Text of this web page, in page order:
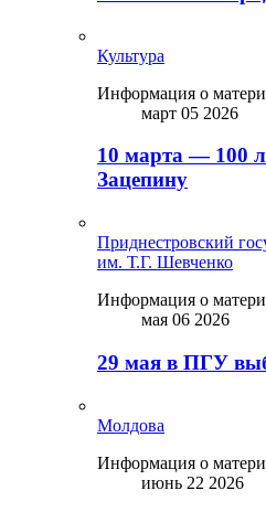
Культура
Информация о
март 05 2026
10 марта — 100
Зацепину
Приднестровский
им. Т.Г. Шевченко
Информация о
мая 06 2026
29 мая в ПГУ
Молдова
Информация о
июнь 22 2026